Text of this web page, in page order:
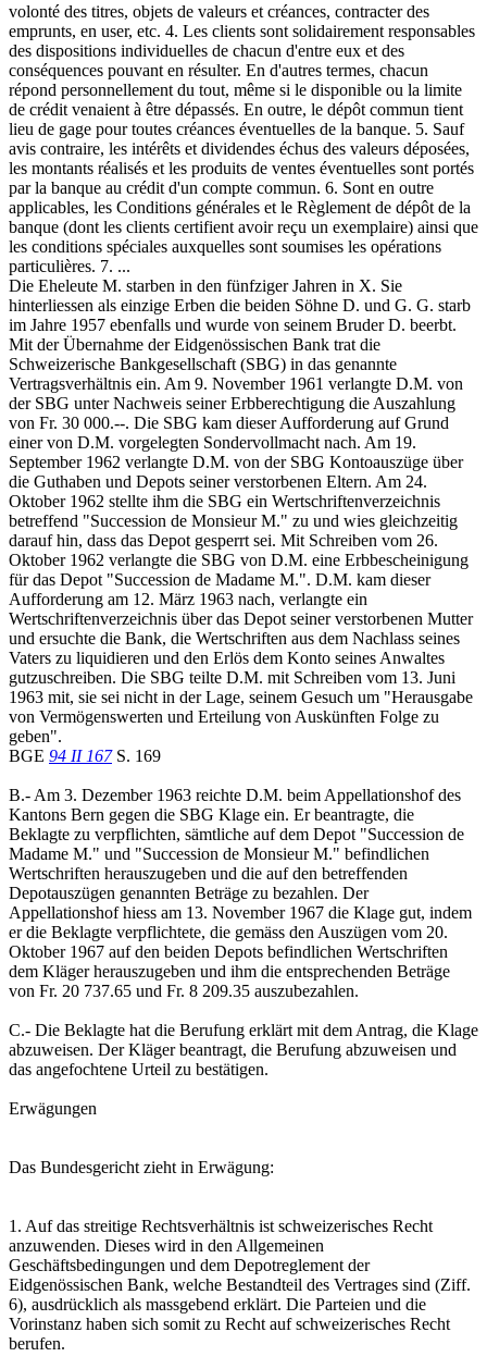
volonté des titres, objets de valeurs et créances, contracter des
emprunts, en user, etc. 4. Les clients sont solidairement responsables
des dispositions individuelles de chacun d'entre eux et des
conséquences pouvant en résulter. En d'autres termes, chacun
répond personnellement du tout, même si le disponible ou la limite
de crédit venaient à être dépassés. En outre, le dépôt commun tient
lieu de gage pour toutes créances éventuelles de la banque. 5. Sauf
avis contraire, les intérêts et dividendes échus des valeurs déposées,
les montants réalisés et les produits de ventes éventuelles sont portés
par la banque au crédit d'un compte commun. 6. Sont en outre
applicables, les Conditions générales et le Règlement de dépôt de la
banque (dont les clients certifient avoir reçu un exemplaire) ainsi que
les conditions spéciales auxquelles sont soumises les opérations
particulières. 7. ...
Die Eheleute M. starben in den fünfziger Jahren in X. Sie
hinterliessen als einzige Erben die beiden Söhne D. und G. G. starb
im Jahre 1957 ebenfalls und wurde von seinem Bruder D. beerbt.
Mit der Übernahme der Eidgenössischen Bank trat die
Schweizerische Bankgesellschaft (SBG) in das genannte
Vertragsverhältnis ein. Am 9. November 1961 verlangte D.M. von
der SBG unter Nachweis seiner Erbberechtigung die Auszahlung
von Fr. 30 000.--. Die SBG kam dieser Aufforderung auf Grund
einer von D.M. vorgelegten Sondervollmacht nach. Am 19.
September 1962 verlangte D.M. von der SBG Kontoauszüge über
die Guthaben und Depots seiner verstorbenen Eltern. Am 24.
Oktober 1962 stellte ihm die SBG ein Wertschriftenverzeichnis
betreffend "Succession de Monsieur M." zu und wies gleichzeitig
darauf hin, dass das Depot gesperrt sei. Mit Schreiben vom 26.
Oktober 1962 verlangte die SBG von D.M. eine Erbbescheinigung
für das Depot "Succession de Madame M.". D.M. kam dieser
Aufforderung am 12. März 1963 nach, verlangte ein
Wertschriftenverzeichnis über das Depot seiner verstorbenen Mutter
und ersuchte die Bank, die Wertschriften aus dem Nachlass seines
Vaters zu liquidieren und den Erlös dem Konto seines Anwaltes
gutzuschreiben. Die SBG teilte D.M. mit Schreiben vom 13. Juni
1963 mit, sie sei nicht in der Lage, seinem Gesuch um "Herausgabe
von Vermögenswerten und Erteilung von Auskünften Folge zu
geben".
BGE 94 II 167S. 169
B.- Am 3. Dezember 1963 reichte D.M. beim Appellationshof des
Kantons Bern gegen die SBG Klage ein. Er beantragte, die
Beklagte zu verpflichten, sämtliche auf dem Depot "Succession de
Madame M." und "Succession de Monsieur M." befindlichen
Wertschriften herauszugeben und die auf den betreffenden
Depotauszügen genannten Beträge zu bezahlen. Der
Appellationshof hiess am 13. November 1967 die Klage gut, indem
er die Beklagte verpflichtete, die gemäss den Auszügen vom 20.
Oktober 1967 auf den beiden Depots befindlichen Wertschriften
dem Kläger herauszugeben und ihm die entsprechenden Beträge
von Fr. 20 737.65 und Fr. 8 209.35 auszubezahlen.
C.- Die Beklagte hat die Berufung erklärt mit dem Antrag, die Klage
abzuweisen. Der Kläger beantragt, die Berufung abzuweisen und
das angefochtene Urteil zu bestätigen.
Erwägungen
Das Bundesgericht zieht in Erwägung:
1. Auf das streitige Rechtsverhältnis ist schweizerisches Recht
anzuwenden. Dieses wird in den Allgemeinen
Geschäftsbedingungen und dem Depotreglement der
Eidgenössischen Bank, welche Bestandteil des Vertrages sind (Ziff.
6), ausdrücklich als massgebend erklärt. Die Parteien und die
Vorinstanz haben sich somit zu Recht auf schweizerisches Recht
berufen.